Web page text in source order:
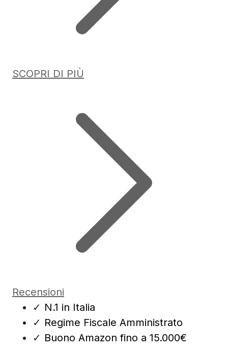
SCOPRI DI PIÙ
Recensioni
✓ N.1 in Italia
✓ Regime Fiscale Amministrato
✓ Buono Amazon fino a 15.000€